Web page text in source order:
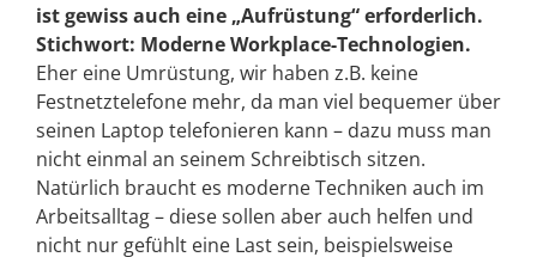
ist gewiss auch eine „Aufrüstung“ erforderlich.
Stichwort: Moderne Workplace-Technologien.
Eher eine Umrüstung, wir haben z.B. keine
Festnetztelefone mehr, da man viel bequemer über
seinen Laptop telefonieren kann – dazu muss man
nicht einmal an seinem Schreibtisch sitzen.
Natürlich braucht es moderne Techniken auch im
Arbeitsalltag – diese sollen aber auch helfen und
nicht nur gefühlt eine Last sein, beispielsweise